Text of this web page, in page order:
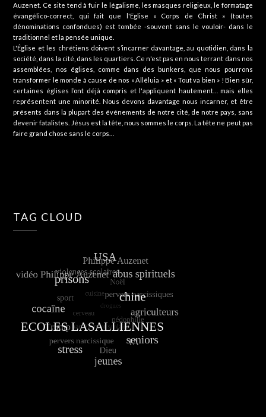
Auzenet. Ce site tend à fuir le légalisme, les masques religieux, le formatage
évangélico-correct, qui fait que l'Eglise « Corps de Christ » (toutes
dénominations confondues) est tombée -souvent sans le vouloir- dans le
traditionnel et la pensée unique.
L'Église et les chrétiens doivent s’incarner davantage, au quotidien, dans la
société, dans la cité, dans les quartiers. Ce n'est pas en nous terrant dans nos
assemblées, nos églises, comme dans des bunkers, que nous pourrons
transformer le monde à cause de nos « Alléluia » et « Tout va bien » ! Bien sûr,
certaines églises l’ont déjà compris et l'appliquent hautement… mais elles
représentent une minorité. Nous devons davantage nous incarner, et être
présents dans la plupart des événements de notre cité, de notre pays, sans
devenir fatalistes. Jésus est la tête, nous sommes le corps. La tête ne peut pas
faire grand chose sans le corps…
TAG CLOUD